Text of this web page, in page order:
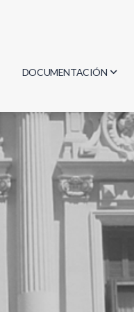
DOCUMENTACIÓN
Actas
Reglamentos
Documentos